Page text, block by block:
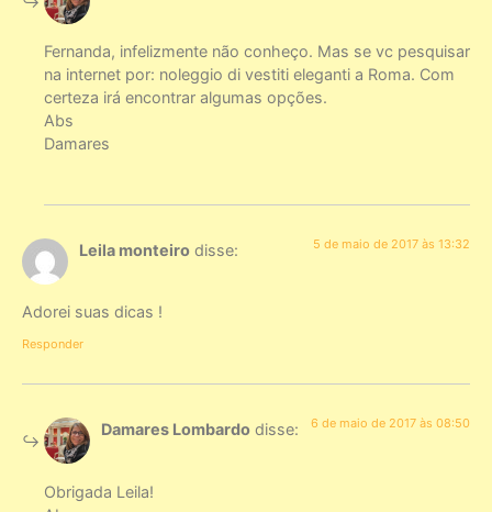
Fernanda, infelizmente não conheço. Mas se vc pesquisar
na internet por: noleggio di vestiti eleganti a Roma. Com
certeza irá encontrar algumas opções.
Abs
Damares
Leila monteiro disse: 5 de maio de 2017 às 13:32
Adorei suas dicas !
Responder
Damares Lombardo disse: 6 de maio de 2017 às 08:50
Obrigada Leila!